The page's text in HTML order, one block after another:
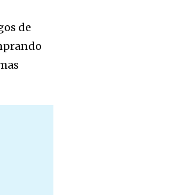
de